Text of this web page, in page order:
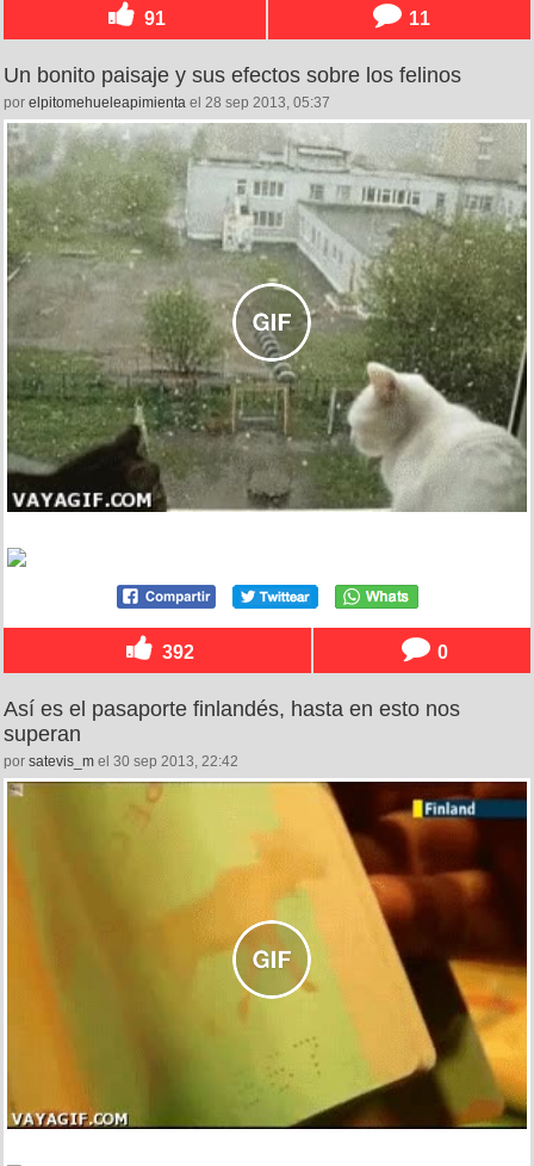
91 11
Un bonito paisaje y sus efectos sobre los felinos
por elpitomehueleapimienta el 28 sep 2013, 05:37
392 0
Así es el pasaporte finlandés, hasta en esto nos
superan
por satevis_m el 30 sep 2013, 22:42